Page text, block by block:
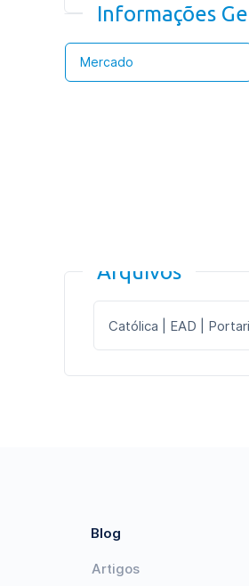
Informações
Mercado
Arquivos
Católica | EAD |
Blog
Artigos